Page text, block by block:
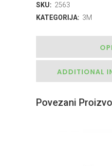
SKU: 2563
KATEGORIJA: 3M
ADDITIONAL
Povezani